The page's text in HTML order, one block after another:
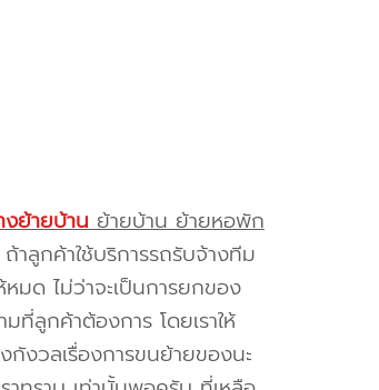
งย้ายบ้านย้ายบ้าน ย้ายหอพัก
าลูกค้าใช้บริการรถรับจ้างทีม
มด ไม่ว่าจะเป็นการยกของ
ลูกค้าต้องการ โดยเราให้
งวลเรื่องการขนย้ายของนะ